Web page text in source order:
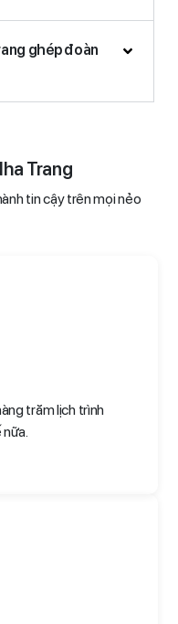
ghép đoàn
Trang
tin cậy trên mọi nẻo
trăm lịch trình